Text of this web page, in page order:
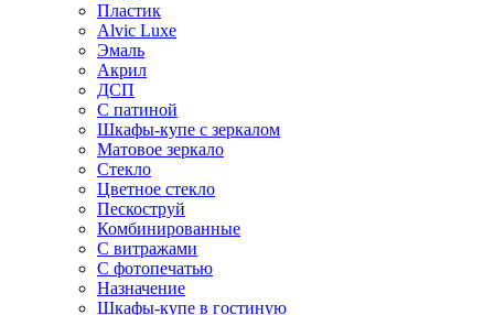
Пластик
Alvic Luxe
Эмаль
Акрил
ДСП
С патиной
Шкафы-купе с зеркалом
Матовое зеркало
Стекло
Цветное стекло
Пескоструй
Комбинированные
С витражами
С фотопечатью
Назначение
Шкафы-купе в гостиную